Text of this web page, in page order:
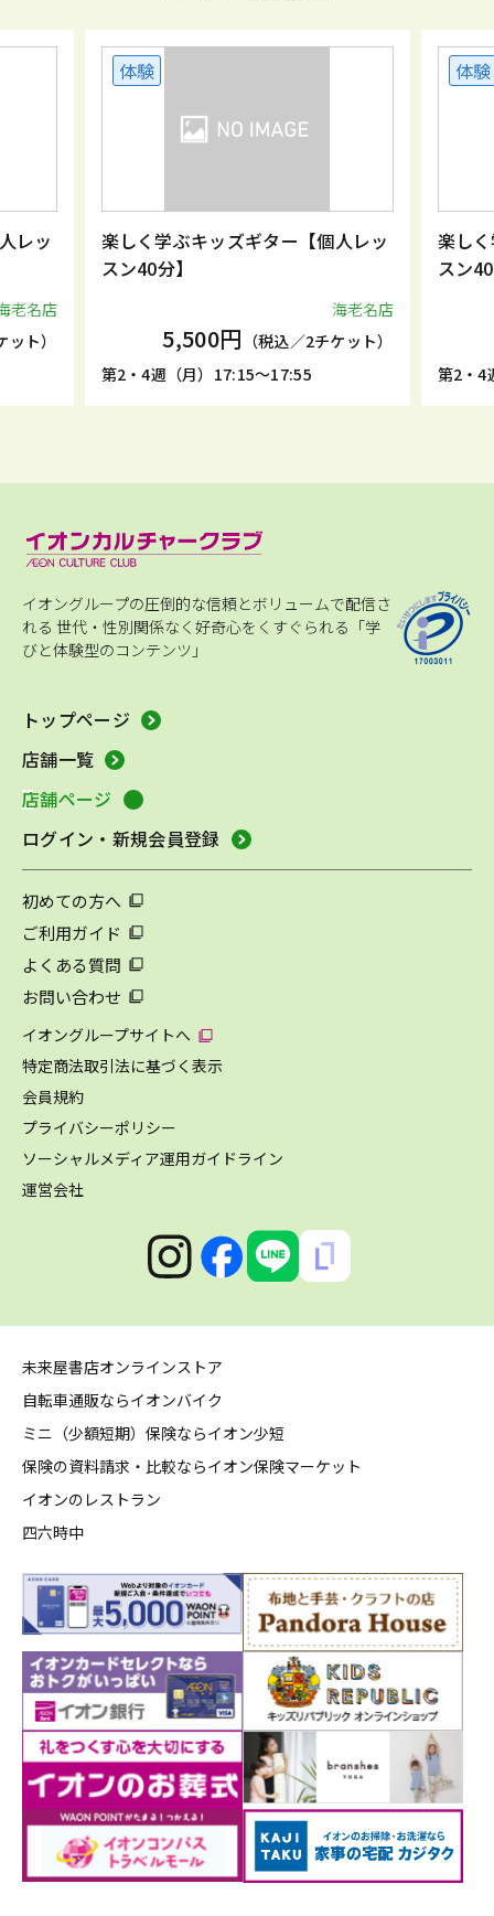
レッ
老名店
ト）
体験
楽しく学ぶキッズギター【個人レッ
スン40分】
海老名店
5,500円 （税込／2チケット）
第2・4週（月）17:15～17:55
体験
楽し
スン
第2・4
イオングループの圧倒的な信頼とボリュームで配信さ
れる 世代・性別関係なく好奇心をくすぐられる「学
びと体験型のコンテンツ」
トップページ
店舗一覧
店舗ページ
ログイン・新規会員登録
初めての方へ
ご利用ガイド
よくある質問
お問い合わせ
イオングループサイトへ
特定商法取引法に基づく表示
会員規約
プライバシーポリシー
ソーシャルメディア運用ガイドライン
運営会社
未来屋書店オンラインストア
自転車通販ならイオンバイク
ミニ（少額短期）保険ならイオン少短
保険の資料請求・比較ならイオン保険マーケット
イオンのレストラン
四六時中